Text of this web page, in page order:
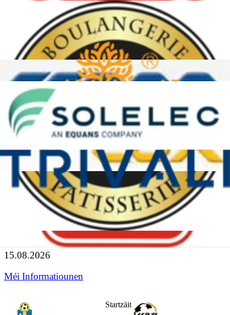
13.07.2026
Transferts fir déi nei Saison 2026/2027
22.05.2026
Spilldag 30
Promotion d'Honneur
15.08.2026
Promotion d'Honneur
15.08.2026
Méi Informatiounen
Startzäit